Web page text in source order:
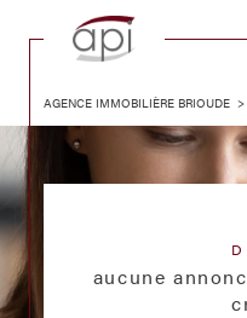
AGENCE IMMOBILIÈRE BRIOUDE
aucune